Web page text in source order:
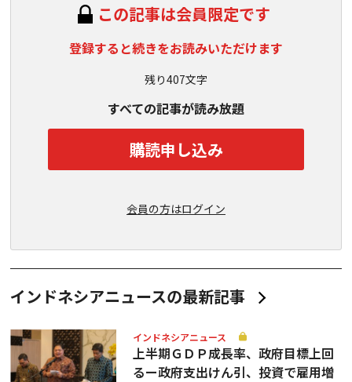
この記事は会員限定です
登録すると続きをお読みいただけます
残り407文字
すべての記事が読み放題
購読申し込み
会員の方はログイン
インドネシアニュースの最新記事
インドネシアニュース
上半期ＧＤＰ成長率、政府目標上回
るー政府支出けん引、投資で雇用増